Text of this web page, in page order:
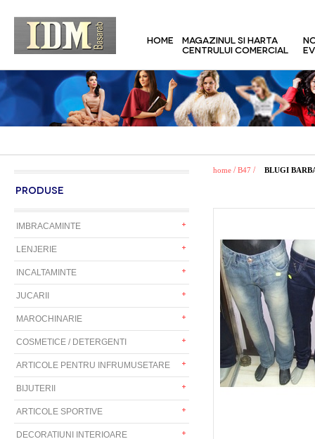
HOME
MAGAZINUL SI HARTA
CENTRULUI COMERCIAL
PRODUSE
IMBRACAMINTE
LENJERIE
INCALTAMINTE
JUCARII
MAROCHINARIE
COSMETICE / DETERGENTI
ARTICOLE PENTRU INFRUMUSETARE
BIJUTERII
ARTICOLE SPORTIVE
DECORATIUNI INTERIOARE
home / B47 / BLUGI